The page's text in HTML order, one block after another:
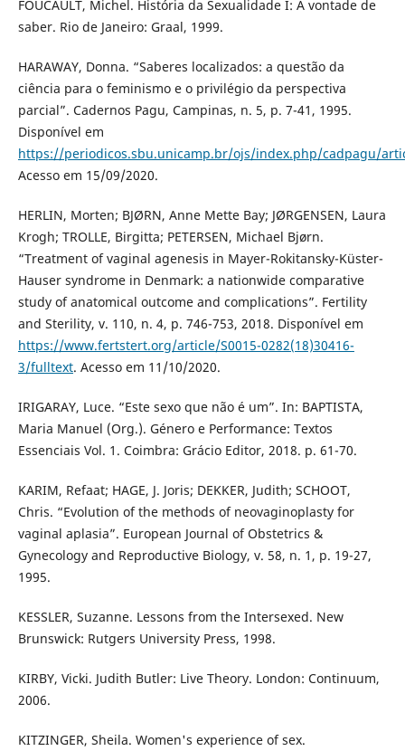
FOUCAULT, Michel. História da Sexualidade I: A vontade de
saber. Rio de Janeiro: Graal, 1999.
HARAWAY, Donna. “Saberes localizados: a questão da
ciência para o feminismo e o privilégio da perspectiva
parcial”. Cadernos Pagu, Campinas, n. 5, p. 7-41, 1995.
Disponível em
https://periodicos.sbu.unicamp.br/ojs/index.php/cadpagu/
Acesso em 15/09/2020.
HERLIN, Morten; BJØRN, Anne Mette Bay; JØRGENSEN, Laura
Krogh; TROLLE, Birgitta; PETERSEN, Michael Bjørn.
“Treatment of vaginal agenesis in Mayer-Rokitansky-Küster-
Hauser syndrome in Denmark: a nationwide comparative
study of anatomical outcome and complications”. Fertility
and Sterility, v. 110, n. 4, p. 746-753, 2018. Disponível em
https://www.fertstert.org/article/S0015-0282(18)30416-
3/fulltext. Acesso em 11/10/2020.
IRIGARAY, Luce. “Este sexo que não é um”. In: BAPTISTA,
Maria Manuel (Org.). Género e Performance: Textos
Essenciais Vol. 1. Coimbra: Grácio Editor, 2018. p. 61-70.
KARIM, Refaat; HAGE, J. Joris; DEKKER, Judith; SCHOOT,
Chris. “Evolution of the methods of neovaginoplasty for
vaginal aplasia”. European Journal of Obstetrics &
Gynecology and Reproductive Biology, v. 58, n. 1, p. 19-27,
1995.
KESSLER, Suzanne. Lessons from the Intersexed. New
Brunswick: Rutgers University Press, 1998.
KIRBY, Vicki. Judith Butler: Live Theory. London: Continuum,
2006.
KITZINGER, Sheila. Women's experience of sex.